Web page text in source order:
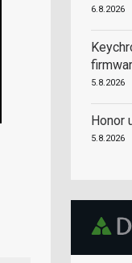
6.8.2026
5.8.2026
Honor
5.8.2026